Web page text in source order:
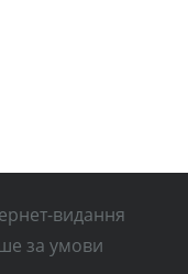
видання
за умови